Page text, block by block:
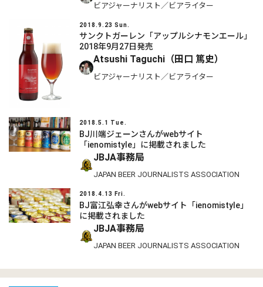
ビアジャーナリスト／ビアライター
2018.9.23 Sun.
サンクトガーレン「アップルシナモンエール」
2018年9月27日発売
Atsushi Taguchi（田口 篤史）
ビアジャーナリスト／ビアライター
2018.5.1 Tue.
BJ川端ジェーンさんがwebサイト
「ienomistyle」に掲載されました
JBJA事務局
JAPAN BEER JOURNALISTS ASSOCIATION
2018.4.13 Fri.
BJ富江弘幸さんがwebサイト「ienomistyle」
に掲載されました
JBJA事務局
JAPAN BEER JOURNALISTS ASSOCIATION